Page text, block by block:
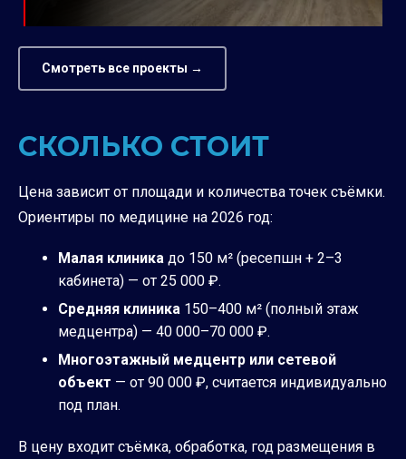
Смотреть все проекты →
СКОЛЬКО СТОИТ
Цена зависит от площади и количества точек съёмки.
Ориентиры по медицине на 2026 год:
Малая клиника до 150 м² (ресепшн + 2–3
кабинета) — от 25 000 ₽.
Средняя клиника 150–400 м² (полный этаж
медцентра) — 40 000–70 000 ₽.
Многоэтажный медцентр или сетевой
объект — от 90 000 ₽, считается индивидуально
под план.
В цену входит съёмка, обработка, год размещения в